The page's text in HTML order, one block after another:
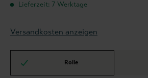
Lieferzeit: 7 Werktage
Versandkosten anzeigen
Rolle